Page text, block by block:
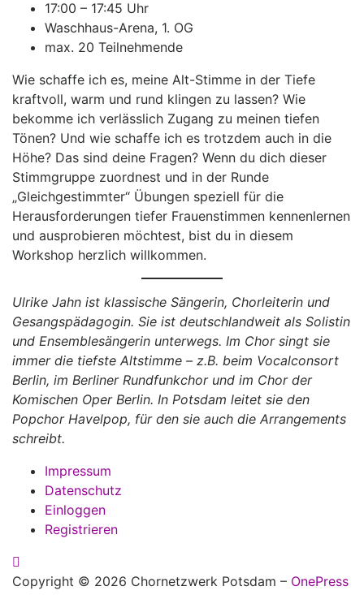
17:00 – 17:45 Uhr
Waschhaus-Arena, 1. OG
max. 20 Teilnehmende
Wie schaffe ich es, meine Alt-Stimme in der Tiefe
kraftvoll, warm und rund klingen zu lassen? Wie
bekomme ich verlässlich Zugang zu meinen tiefen
Tönen? Und wie schaffe ich es trotzdem auch in die
Höhe? Das sind deine Fragen? Wenn du dich dieser
Stimmgruppe zuordnest und in der Runde
„Gleichgestimmter“ Übungen speziell für die
Herausforderungen tiefer Frauenstimmen kennenlernen
und ausprobieren möchtest, bist du in diesem
Workshop herzlich willkommen.
Ulrike Jahn ist klassische Sängerin, Chorleiterin und
Gesangspädagogin. Sie ist deutschlandweit als Solistin
und Ensemblesängerin unterwegs. Im Chor singt sie
immer die tiefste Altstimme – z.B. beim Vocalconsort
Berlin, im Berliner Rundfunkchor und im Chor der
Komischen Oper Berlin. In Potsdam leitet sie den
Popchor Havelpop, für den sie auch die Arrangements
schreibt.
Impressum
Datenschutz
Einloggen
Registrieren
Copyright © 2026 Chornetzwerk Potsdam – OnePress